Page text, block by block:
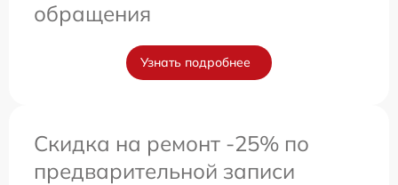
обращения
Узнать подробнее
Скидка на ремонт -25% по
предварительной записи